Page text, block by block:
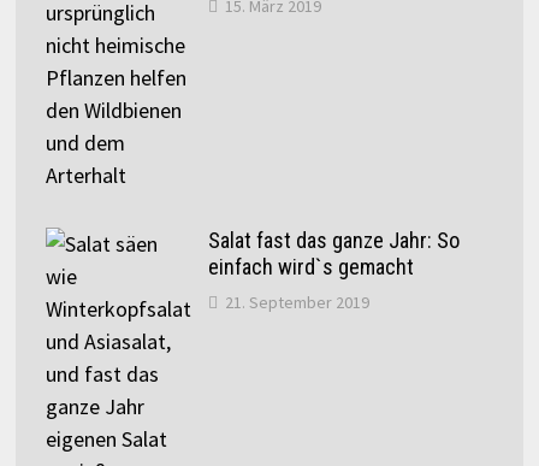
15. März 2019
Salat fast das ganze Jahr: So
einfach wird`s gemacht
21. September 2019